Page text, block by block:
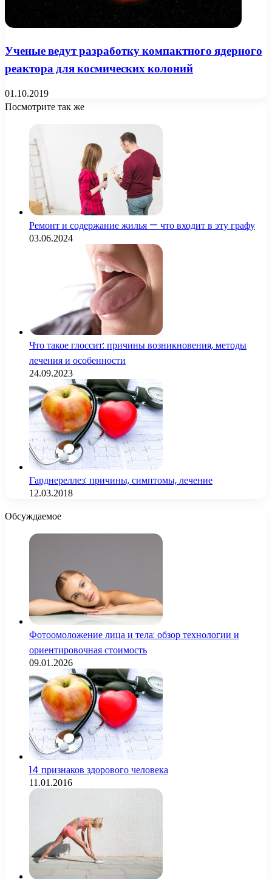
Ученые ведут разработку компактного ядерного
реактора для космических колоний
01.10.2019
Посмотрите так же
Ремонт и содержание жилья — что входит в эту графу
03.06.2024
Что такое глоссит: причины возникновения, методы
лечения и особенности
24.09.2023
Гарднереллез: причины, симптомы, лечение
12.03.2018
Обсуждаемое
Фотоомоложение лица и тела: обзор технологии и
ориентировочная стоимость
09.01.2026
14 признаков здорового человека
11.01.2016